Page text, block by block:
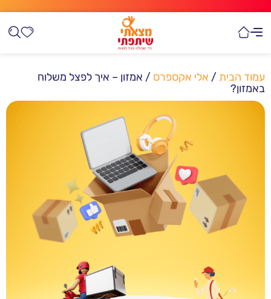
עמוד הבית / אלי אקספרס / אמזון – איך לפצל משלוח
באמזון?